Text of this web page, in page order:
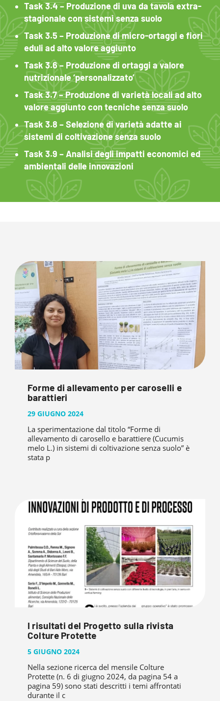
Task 3.4 – Produzione di uva da tavola extra-
stagionale con sistemi senza suolo
Task 3.5 – Produzione di micro-ortaggi e fiori
eduli ad alto valore aggiunto
Task 3.6 – Produzione di ortaggi a valore
nutrizionale ‘personalizzato’
Task 3.7 – Produzione di varietà locali ad alto
valore aggiunto con tecniche senza suolo
Task 3.8 – Selezione di varietà adatte ai
sistemi di coltivazione senza suolo
Task 3.9 – Analisi degli impatti economici ed
ambientali delle innovazioni
Forme di allevamento per caroselli e
barattieri
29 GIUGNO 2024
La sperimentazione dal titolo “Forme di
allevamento di carosello e barattiere (Cucumis
melo L.) in sistemi di coltivazione senza suolo” è
stata p
I risultati del Progetto sulla rivista
Colture Protette
5 GIUGNO 2024
Nella sezione ricerca del mensile Colture
Protette (n. 6 di giugno 2024, da pagina 54 a
pagina 59) sono stati descritti i temi affrontati
durante il c